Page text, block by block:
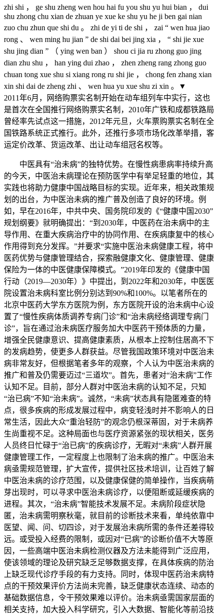
zhi shi ， ge shu zheng wen hou hai fu you shu yu hui bian ， dui
shu zhong chu xian de zhuan ye xue ke shu yu he ji ben gai nian
zuo chu zhun que shi du 。 zhi de yi ti de shi ， zai “ wen hua jiao
rong 、 wen ming hu jian ” de shi dai bei jing xia ， “ shi jie xue
shu jing dian ” （ ying wen ban ） shou ci jia ru zhong guo jing
dian zhu shu ， han ying dui zhao ， zhen zheng rang zhong guo
chuan tong xue shu si xiang rong ru shi jie ， chong fen zhang xian
xin shi dai de zheng zhi 、 wen hua yu xue shu zi xin 。▼
2011年6月，网络购票实名制开始在动车组列车中实行，这也
是首次在全国推行网络购票实名制，2010年广铁和成都铁路局
曾经率先试点这一措施，2012年元旦，火车票购票实名制在全
国铁路系统正式推行。此外，还推行多项市场化改革举措，客
运定价改革、货运改革、出让动车组冠名权等。
中医具有“治未病”的独特优势。在慢性病患病率持续升高
的今天，中医治未病理论在预防医学中有举足轻重的地位，其
实践也将助力健康中国战略目标的实现。近年来，相关政策规
划的出台，为中医治未病的推广普及创造了良好的环境。例
如，早在2016年，中共中央、国务院印发的《“健康中国2030”
规划纲要》就明确提出：“到2030年，中医药在治未病中的主
导作用、在重大疾病治疗中的协同作用、在疾病康复中的核心
作用得到充分发挥。”并要求“实施中医治未病健康工程，将中
医药优势与健康管理结合，探索融健康文化、健康管理、健康
保险为一体的中医健康保障模式。”2019年印发的《健康中国
行动（2019—2030年）》中提出，到2022年和2030年，中医医
院设置治未病科室比例分别达到90%和100%。以笔者所在的
北京中医药大学东方医院为例，东方医院开设的治未病中心设
置了“慢性疾病体质调养专病门诊”和“治未病经络调理专病门
诊”，旨在通过治未病医疗服务加大中医药干预体质的力量，
增强全民健康意识、提高健康素质，从根本上控制住居高不下
的发病趋势，使更多人群获益。尽管我国政策环境对中医治未
病非常友好，但根据笔者多年的观察，个人认为中医治未病的
推广和普及仍需要迈过“三道坎”。首先，患者对“治未病”工作
认知不足。目前，部分人群对中医治未病的认知不足，只知
“治已病”不知“治未病”。诚然，“未病”状态具有隐匿难查的特
点，很多疾病的形成发展过程中，病变轻浅时并不影响人的日
常生活，因此大众“重治轻防”的观念仍根深蒂固，对于未病养
生尚重视不足。这种局面也与医疗资源紧张的现状相关，医务
人员终日忙碌于“治已病”的疾病诊疗，无暇对“未病”人群开展
健康管理工作，一定程度上也限制了治未病的推广。中医治未
病亟需规范管理，扩大宣传，提供社区技术培训，让百姓了解
中医治未病的诊疗范围，以及健康保健的简单操作，当疾病萌
芽出现时，可以寻求中医治未病诊疗，以便阻断或延缓疾病的
进程。其次，“治未病”智能技术发展不足。未病阶段症状隐
匿，治未病需明察秋毫，就目前的诊断技术来看，单纯依靠中
医望、闻、问、切四诊，对于发展治未病所需的条件还差得较
远。或受投入经费的限制，或因对“已病”的诊断价值不大等原
因，一些高端中医治未病检测仪器及方法未能得到广泛应用，
使该领域的理论及研究缺乏足够数据支撑，在具体疾病的防治
上缺乏现代诊疗手段的有力支持。同时，体现中医药治未病特
点的干预效果评价方法尚未完善，缺乏健康状态连续、动态的
基础数据信息，令干预效果难以评价。治未病亟需国家层面的
相关支持，加大投入科学研究，引入大数据、智能化等前沿技